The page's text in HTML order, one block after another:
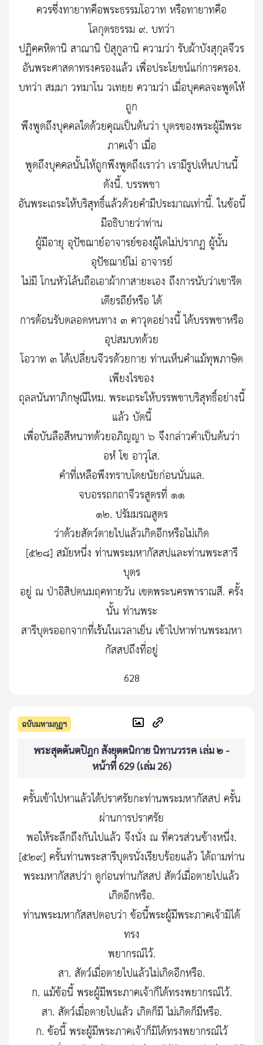
ควรซึ่งทายาทคือพระธรรมโอวาท หรือทายาทคือ
โลกุตรธรรม ๙. บทว่า
ปฏิคฺคหิตานิ สาณานิ ปํสุกูลานิ ความว่า รับผ้าบังสุกุลจีวร
อันพระศาสดาทรงครองแล้ว เพื่อประโยชน์แก่การครอง.
บทว่า สมฺมา วทมาโน วเทยฺย ความว่า เมื่อบุคคลจะพูดให้
ถูก
พึงพูดถึงบุคคลใดด้วยคุณเป็นต้นว่า บุตรของพระผู้มีพระ
ภาคเจ้า เมื่อ
พูดถึงบุคคลนั้นให้ถูกพึงพูดถึงเราว่า เรามีรูปเห็นปานนี้
ดังนี้. บรรพชา
อันพระเถระให้บริสุทธิ์แล้วด้วยคำมีประมาณเท่านี้. ในข้อนี้
มีอธิบายว่าท่าน
ผู้มีอายุ อุปัชฌาย์อาจารย์ของผู้ใดไม่ปรากฏ ผู้นั้น
อุปัชฌาย์ไม่ อาจารย์
ไม่มี โกนหัวโล้นถือเอาผ้ากาสายะเอง ถึงการนับว่าเขารีต
เดียรถีย์หรือ ได้
การต้อนรับตลอดหนทาง ๓ คาวุตอย่างนี้ ได้บรรพชาหรือ
อุปสมบทด้วย
โอวาท ๓ ได้เปลี่ยนจีวรด้วยกาย ท่านเห็นคำแม้ทุพภาษิต
เพียงไรของ
ถุลลนันทาภิกษุณีไหม. พระเถระให้บรรพชาบริสุทธิ์อย่างนี้
แล้ว บัดนี้
เพื่อบันลือสีหนาทด้วยอภิญญา ๖ จึงกล่าวคำเป็นต้นว่า
อหํ โข อาวุโส.
คำที่เหลือพึงทราบโดยนัยก่อนนั่นแล.
จบอรรถกถาจีวรสูตรที่ ๑๑
๑๒. ปรัมมรณสูตร
ว่าด้วยสัตว์ตายไปแล้วเกิดอีกหรือไม่เกิด
[๕๒๘] สมัยหนึ่ง ท่านพระมหากัสสปและท่านพระสารี
บุตร
อยู่ ณ ป่าอิสิปตนมฤคทายวัน เขตพระนครพาราณสี. ครั้ง
นั้น ท่านพระ
สารีบุตรออกจากที่เร้นในเวลาเย็น เข้าไปหาท่านพระมหา
กัสสปถึงที่อยู่
628
ฉบับมหามกุฏฯ
พระสุตตันตปิฎก สังยุตตนิกาย นิทานวรรค เล่ม ๒ -
หน้าที่ 629 (เล่ม 26)
ครั้นเข้าไปหาแล้วได้ปราศรัยกะท่านพระมหากัสสป ครั้น
ผ่านการปราศรัย
พอให้ระลึกถึงกันไปแล้ว จึงนั่ง ณ ที่ควรส่วนข้างหนึ่ง.
[๕๒๙] ครั้นท่านพระสารีบุตรนั่งเรียบร้อยแล้ว ได้ถามท่าน
พระมหากัสสปว่า ดูก่อนท่านกัสสป สัตว์เมื่อตายไปแล้ว
เกิดอีกหรือ.
ท่านพระมหากัสสปตอบว่า ข้อนี้พระผู้มีพระภาคเจ้ามิได้
ทรง
พยากรณ์ไว้.
สา. สัตว์เมื่อตายไปแล้วไม่เกิดอีกหรือ.
ก. แม้ข้อนี้ พระผู้มีพระภาคเจ้าก็ได้ทรงพยากรณ์ไว้.
สา. สัตว์เมื่อตายไปแล้ว เกิดก็มี ไม่เกิดก็มีหรือ.
ก. ข้อนี้ พระผู้มีพระภาคเจ้าก็มิได้ทรงพยากรณ์ไว้